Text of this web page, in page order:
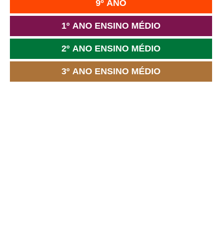
9º ANO
1º ANO ENSINO MÉDIO
2º ANO ENSINO MÉDIO
3º ANO ENSINO MÉDIO